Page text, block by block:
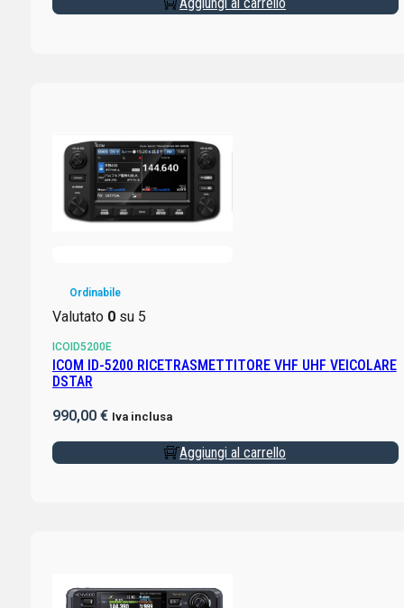
Ordinabile
Valutato 0su 5
ICOID5200E
ICOM ID-5200 RICETRASMETTITORE VHF UHF VEICOLARE
DSTAR
990,00 € Iva inclusa
Aggiungi al carrello